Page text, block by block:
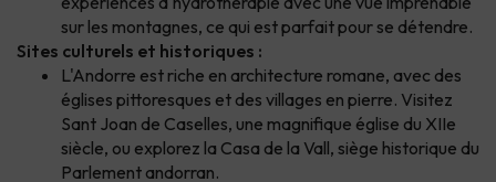
sur les montagnes, ce qui est parfait pour se détendre.
Sites culturels et historiques :
L'Andorre est riche en architecture romane, avec des
églises pittoresques et des villages en pierre. Visitez
Sant Joan de Caselles, une magnifique église du XIIe
siècle, ou explorez la Casa de la Vall, siège historique du
Parlement andorran.